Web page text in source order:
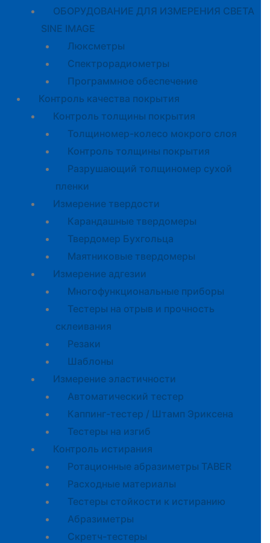
ОБОРУДОВАНИЕ ДЛЯ ИЗМЕРЕНИЯ СВЕТА
SINE IMAGE
Люксметры
Спектрорадиометры
Программное обеспечение
Контроль качества покрытия
Контроль толщины покрытия
Толщиномер-колесо мокрого слоя
Контроль толщины покрытия
Разрушающий толщиномер сухой
пленки
Измерение твердости
Карандашные твердомеры
Твердомер Бухгольца
Маятниковые твердомеры
Измерение адгезии
Многофункциональные приборы
Тестеры на отрыв и прочность
склеивания
Резаки
Шаблоны
Измерение эластичности
Автоматический тестер
Каппинг-тестер / Штамп Эриксена
Тестеры на изгиб
Контроль истирания
Ротационные абразиметры TABER
Расходные материалы
Тестеры стойкости к истиранию
Абразиметры
Скретч-тестеры